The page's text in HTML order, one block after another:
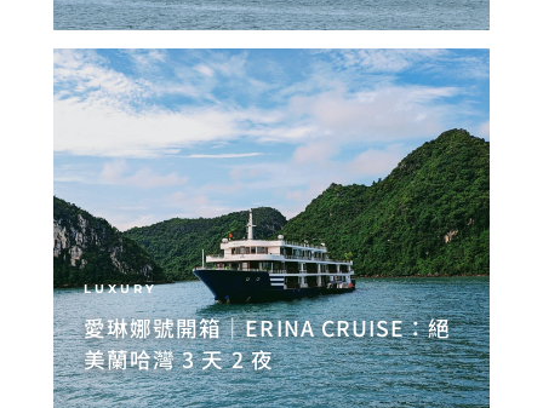
LUXURY
愛琳娜號開箱｜ERINA CRUISE：絕
美蘭哈灣 3 天 2 夜